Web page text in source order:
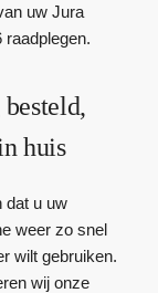
uw Jura
raadplegen.
huis
dat u uw
weer zo snel
wilt gebruiken.
wij onze